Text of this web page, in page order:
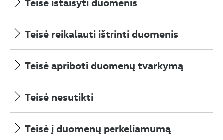
Teisė reikalauti ištrinti duomenis
Teisė apriboti duomenų tvarkymą
Teisė nesutikti
Teisė į duomenų perkeliamumą